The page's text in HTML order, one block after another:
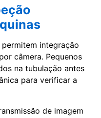
integração
câmera. Pequenos
na tubulação antes
para verificar a
de imagem